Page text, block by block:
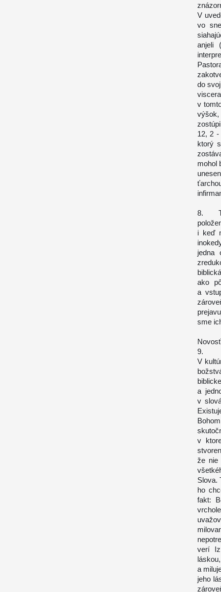
V
vo
anjeli
do
v
12, 2 -
ktorý
mohol
8.
i keď
jedna
ako
a
sme
9.
V
a
v
v
že nie
Slova.
ho
fakt:
verí
a
jeho